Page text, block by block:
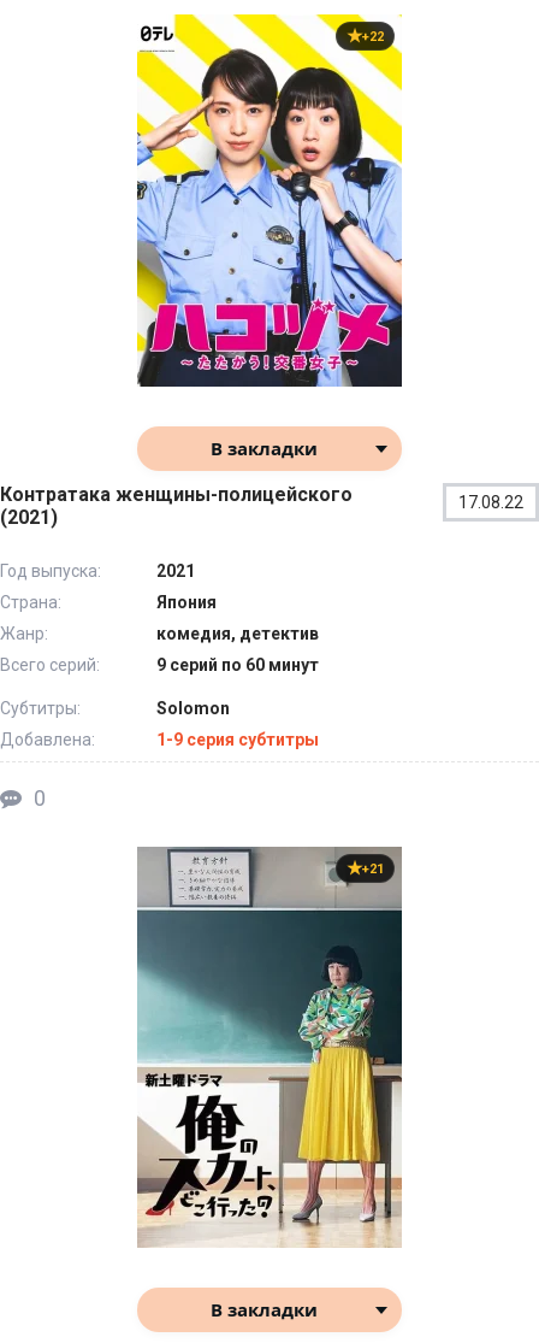
+22
В закладки
Контратака женщины-полицейского
(2021)
17.08.22
Год выпуска:
2021
Страна:
Япония
Жанр:
комедия, детектив
Всего серий:
9 серий по 60 минут
Субтитры:
Solomon
Добавлена:
1-9 серия субтитры
0
+21
В закладки